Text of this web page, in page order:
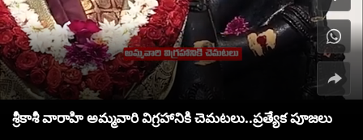
శ్రీకాశీ వారాహి అమ్మవారి విగ్రహానికి చెమటలు..ప్రత్యేక పూజలు